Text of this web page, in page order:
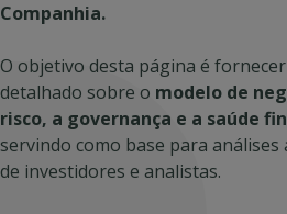
Companhia.
O objetivo desta página é
detalhado sobre o modelo de
risco, a governança e a saúde
servindo como base para
de investidores e analistas.